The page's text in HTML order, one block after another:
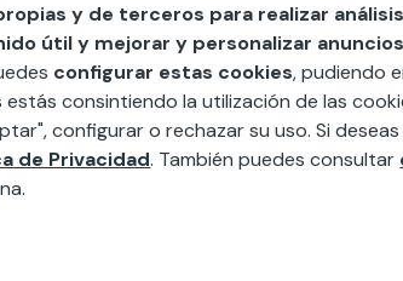
buscando un servicio de instalación
contamos con profesionales con experiencia
particular o profesional. También
industriales.
y de terceros para realizar
útil y mejorar y personalizar
configurar estas cookies, pudiendo
consintiendo la utilización de las
configurar o rechazar su uso. Si
de Privacidad. También puedes consultar